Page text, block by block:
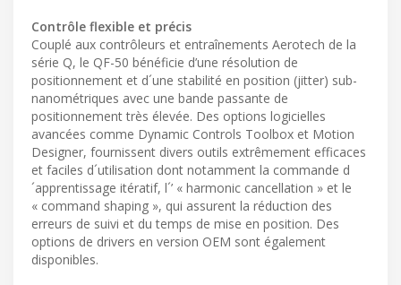
Contrôle flexible et précis
Couplé aux contrôleurs et entraînements Aerotech de la
série Q, le QF-50 bénéficie d’une résolution de
positionnement et d´une stabilité en position (jitter) sub-
nanométriques avec une bande passante de
positionnement très élevée. Des options logicielles
avancées comme Dynamic Controls Toolbox et Motion
Designer, fournissent divers outils extrêmement efficaces
et faciles d´utilisation dont notamment la commande d
´apprentissage itératif, l´’ « harmonic cancellation » et le
« command shaping », qui assurent la réduction des
erreurs de suivi et du temps de mise en position. Des
options de drivers en version OEM sont également
disponibles.